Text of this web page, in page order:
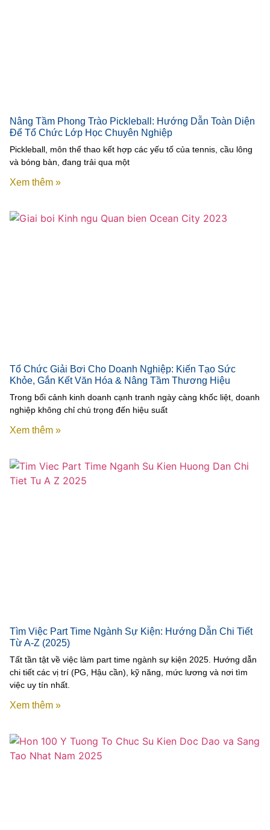
Nâng Tầm Phong Trào Pickleball: Hướng Dẫn Toàn Diện
Để Tổ Chức Lớp Học Chuyên Nghiệp
Pickleball, môn thể thao kết hợp các yếu tố của tennis, cầu lông
và bóng bàn, đang trải qua một
Xem thêm »
Tổ Chức Giải Bơi Cho Doanh Nghiệp: Kiến Tạo Sức
Khỏe, Gắn Kết Văn Hóa & Nâng Tầm Thương Hiệu
Trong bối cảnh kinh doanh cạnh tranh ngày càng khốc liệt, doanh
nghiệp không chỉ chú trọng đến hiệu suất
Xem thêm »
Tìm Việc Part Time Ngành Sự Kiện: Hướng Dẫn Chi Tiết
Từ A-Z (2025)
Tất tần tật về việc làm part time ngành sự kiện 2025. Hướng dẫn
chi tiết các vị trí (PG, Hậu cần), kỹ năng, mức lương và nơi tìm
việc uy tín nhất.
Xem thêm »